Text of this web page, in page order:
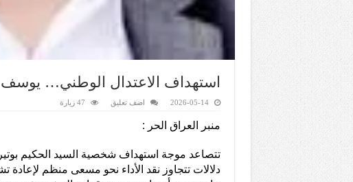
استهداف الاعتدال الوطني…
2026-05-14 اضف تعليق 47 زيارة
منبر العراق الحر :
تتصاعد موجة استهداف شخصية السيد الحكيم
دلالات تتجاوز نقد الأداء نحو مسعى منظم لإعادة